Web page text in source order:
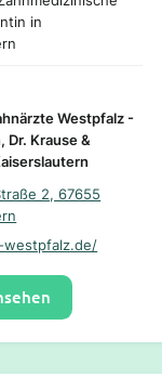
in
Westpfalz -
Dr. Krause &
2, 67655